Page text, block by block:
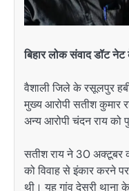
बिहार लोक संवाद डॉट
वैशाली जिले के रसूलपुर
मुख्य आरोपी सतीश कुमार
अन्य आरोपी चंदन राय को
सतीश राय ने 30 अक्टूबर
को विवाह से इंकार करने
थी। यह गांव देसरी थाना